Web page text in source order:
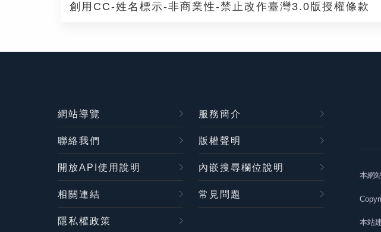
創用CC-姓名標示-非商業性-禁止改作臺灣3.0版授權條款
網站導覽 服務簡介
聯絡我們 版權聲明
開放API使用說明 內嵌搜尋欄位說明
相關連結 常見問題
隱私權政策
本網
本站